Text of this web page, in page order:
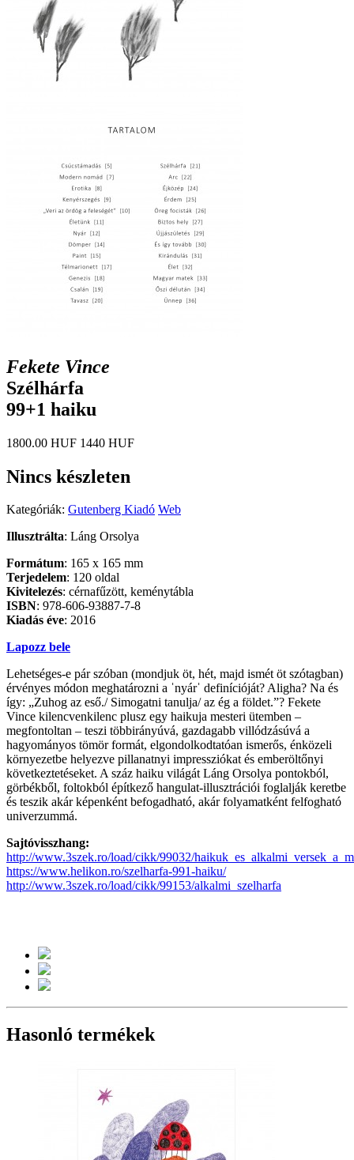
Fekete Vince
Szélhárfa
99+1 haiku
1800.00 HUF 1440 HUF
Nincs készleten
Kategóriák: Gutenberg Kiadó Web
Illusztrálta: Láng Orsolya
Formátum: 165 x 165 mm
Terjedelem: 120 oldal
Kivitelezés: cérnafűzött, keménytábla
ISBN: 978-606-93887-7-8
Kiadás éve: 2016
Lapozz bele
Lehetséges-e pár szóban (mondjuk öt, hét, majd ismét öt szótagban)
érvényes módon meghatározni a ˈnyárˈ definícióját? Aligha? Na és
így: „Zuhog az eső./ Simogatni tanulja/ az ég a földet.”? Fekete
Vince kilencvenkilenc plusz egy haikuja mesteri ütemben –
megfontoltan – teszi többirányúvá, gazdagabb villódzásúvá a
hagyományos tömör formát, elgondolkodtatóan ismerős, énközeli
környezetbe helyezve pillanatnyi impressziókat és emberöltőnyi
következtetéseket. A száz haiku világát Láng Orsolya pontokból,
görbékből, foltokból építkező hangulat-illusztrációi foglalják keretbe
és teszik akár képenként befogadható, akár folyamatként felfogható
univerzummá.
Sajtóvisszhang:
http://www.3szek.ro/load/cikk/99032/
https://www.helikon.ro/szelharfa-991-haiku/
http://www.3szek.ro/load/cikk/99153/alkalmi_szelharfa
Hasonló termékek